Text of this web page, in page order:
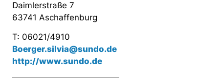
Daimlerstraße 7
63741 Aschaffenburg
T: 06021/4910
Boerger.silvia@sundo.de
http://www.sundo.de